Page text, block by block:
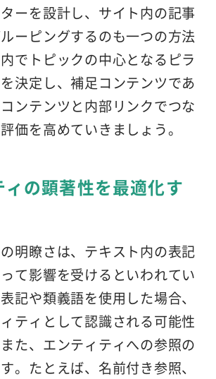
ーを設計し、サイト内の記事
ーピングするのも一つの方法
でトピックの中心となるピラ
決定し、補足コンテンツであ
ンテンツと内部リンクでつな
価を高めていきましょう。
の顕著性を最適化す
明瞭さは、テキスト内の表記
て影響を受けるといわれてい
記や類義語を使用した場合、
ティとして認識される可能性
た、エンティティへの参照の
。たとえば、名前付き参照、